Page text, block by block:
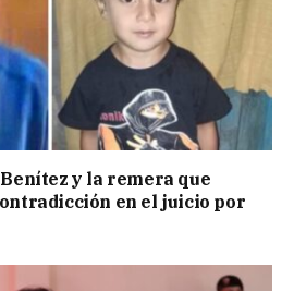
y la remera que
en el juicio por